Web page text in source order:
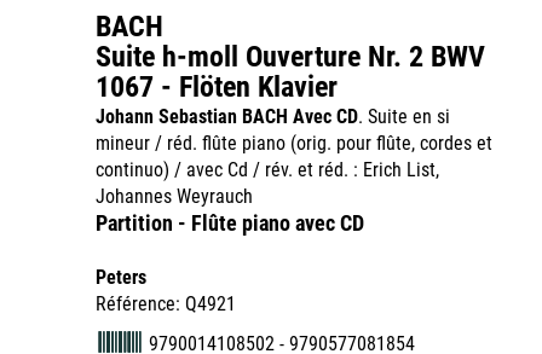
BACH
Suite h-moll Ouverture Nr. 2 BWV
1067 - Flöten Klavier
Johann Sebastian BACH Avec CD. Suite en si
mineur / réd. flûte piano (orig. pour flûte, cordes et
continuo) / avec Cd / rév. et réd. : Erich List,
Johannes Weyrauch
Partition - Flûte piano avec CD
Peters
Référence: Q4921
9790014108502 - 9790577081854